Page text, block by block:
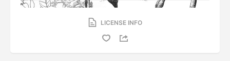
LICENSE INFO